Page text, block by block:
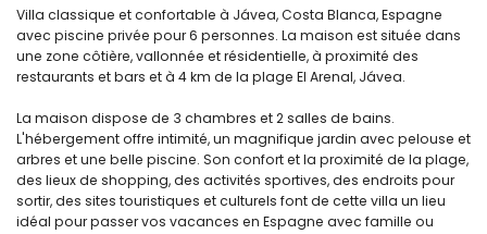
Villa classique et confortable à Jávea, Costa Blanca, Espagne
avec piscine privée pour 6 personnes. La maison est située dans
une zone côtière, vallonnée et résidentielle, à proximité des
restaurants et bars et à 4 km de la plage El Arenal, Jávea.
La maison dispose de 3 chambres et 2 salles de bains.
L'hébergement offre intimité, un magnifique jardin avec pelouse et
arbres et une belle piscine. Son confort et la proximité de la plage,
des lieux de shopping, des activités sportives, des endroits pour
sortir, des sites touristiques et culturels font de cette villa un lieu
idéal pour passer vos vacances en Espagne avec famille ou